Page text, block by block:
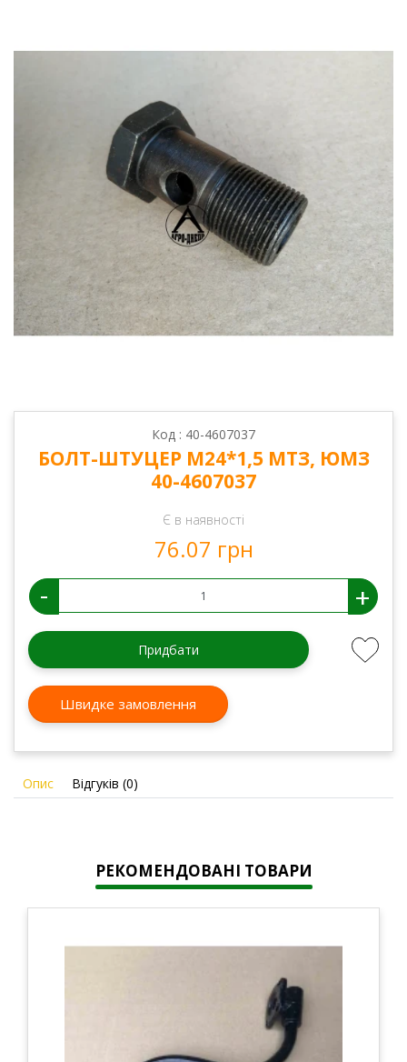
Код : 40-4607037
БОЛТ-ШТУЦЕР М24*1,5 МТЗ, ЮМЗ
40-4607037
Є в наявності
76.07 грн
- +
Придбати
Швидке замовлення
Опис Відгуків (0)
РЕКОМЕНДОВАНІ ТОВАРИ